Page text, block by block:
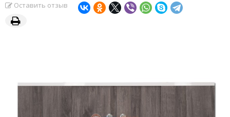
Оставить отзыв